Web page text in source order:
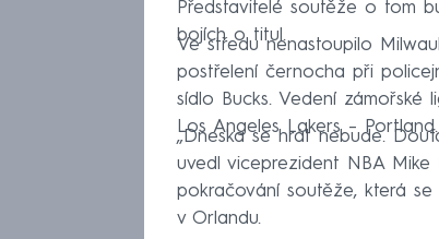
Představitelé soutěže o tom
bojích o titul.
Ve středu nenastoupilo
postřelení černocha při
sídlo Bucks. Vedení
Los Angeles Lakers –
„Dneska se hrát nebude.
uvedl viceprezident NBA Mike
pokračování soutěže, která
v Orlandu.